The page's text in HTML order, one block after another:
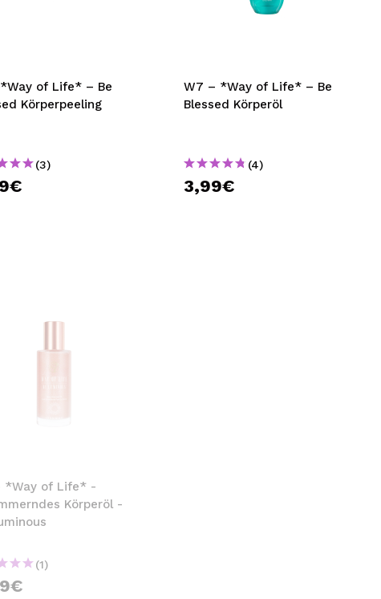
of Life* – Be
Körperpeeling
(3)
W7 – *Way of Life* – Be
Blessed Körperöl
(4)
3,99€
*Way of Life* -
Körperöl -
(1)